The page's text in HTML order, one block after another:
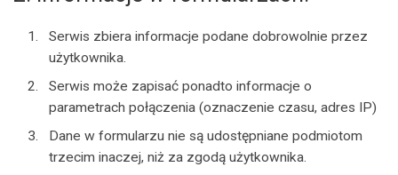
Serwis zbiera informacje podane dobrowolnie przez
użytkownika.
Serwis może zapisać ponadto informacje o
parametrach połączenia (oznaczenie czasu, adres IP)
Dane w formularzu nie są udostępniane podmiotom
trzecim inaczej, niż za zgodą użytkownika.